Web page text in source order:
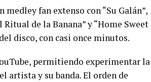
fan extenso con “Su Galán”,
Ritual de la Banana” y “Home Sweet
disco, con casi once minutos.
permitiendo experimentar la
artista y su banda. El orden de